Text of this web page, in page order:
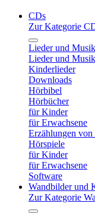
CDs
Zur Kategorie
Lieder und Musik
Lieder und Musik
Kinderlieder
Downloads
Hörbibel
Hörbücher
für Kinder
für Erwachsene
Erzählungen von
Hörspiele
für Kinder
für Erwachsene
Software
Wandbilder und
Zur Kategorie